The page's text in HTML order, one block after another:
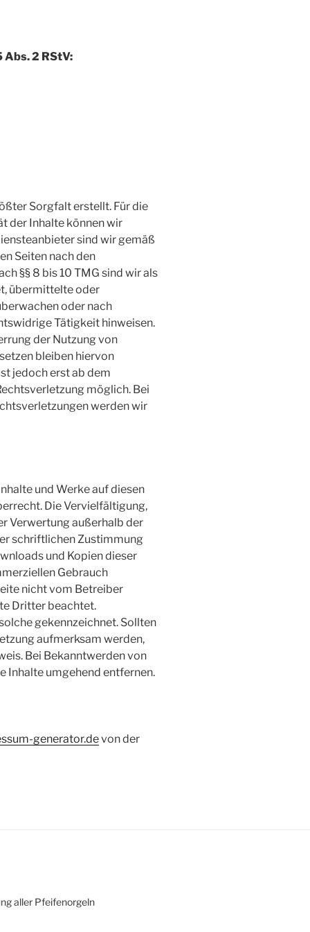
Abs. 2 RStV:
Sorgfalt erstellt. Für die
der Inhalte können wir
sind wir gemäß
Seiten nach den
§§ 8 bis 10 TMG sind wir als
übermittelte oder
oder nach
Tätigkeit hinweisen.
der Nutzung von
bleiben hiervon
jedoch erst ab dem
möglich. Bei
werden wir
und Werke auf diesen
Die Vervielfältigung,
Verwertung außerhalb der
schriftlichen Zustimmung
und Kopien dieser
Gebrauch
nicht vom Betreiber
Dritter beachtet.
gekennzeichnet. Sollten
aufmerksam werden,
Bei Bekanntwerden von
Inhalte umgehend entfernen.
generator.devon der
aller Pfeifenorgeln